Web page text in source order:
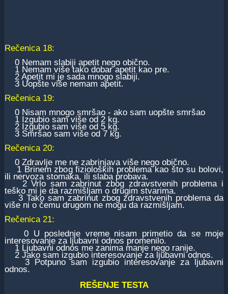
Rečenica 18:
0 Nemam slabiji apetit nego obično.
1 Nemam više tako dobar apetit kao pre.
2 Apetit mi je sada mnogo slabiji.
3 Uopšte više nemam apetit.
Rečenica 19:
0 Nisam mnogo smršao - ako sam uopšte smršao
1 Izgubio sam više od 2 kg.
2 Izgubio sam više od 5 kg.
3 Smršao sam više od 7 kg.
Rečenica 20:
0 Zdravlje me ne zabrinjava više nego obično.
1 Brinem zbog fizioloških problema kao što su bolovi,
ili nervoza stomaka, ili slaba probava.
2 Vrlo sam zabrinut zbog zdravstvenih problema i
teško mi je da razmišljam o drugim stvarima.
3 Tako sam zabrinut zbog zdravstvenih problema da
više ni o čemu drugom ne mogu da razmišljam.
Rečenica 21:
0 U poslednje vreme nisam primetio da se moje
interesovanje za ljubavni odnos promenilo.
1 Ljubavni odnos me zanima manje nego ranije.
2 Jako sam izgubio interesovanje za ljubavni odnos.
3 Potpuno sam izgubio interesovanje za ljubavni
odnos.
REŠENJE TESTA